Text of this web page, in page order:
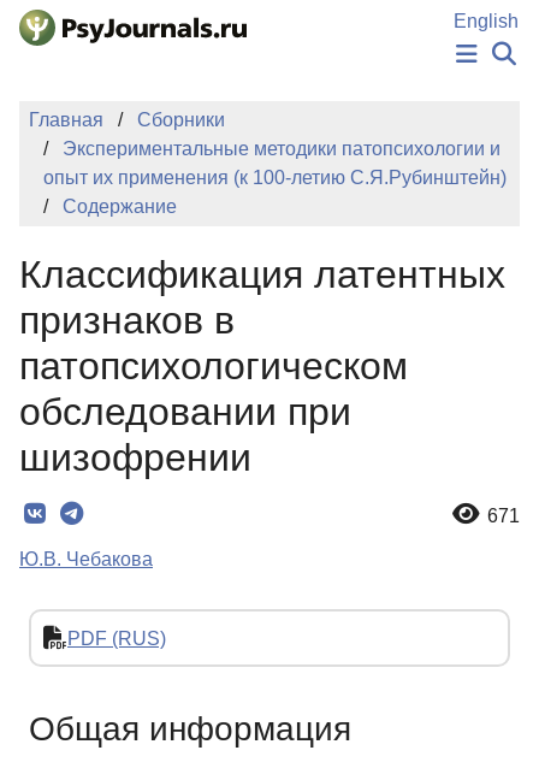
Перейти к основному содержанию
English
НОВОСТИ
АВТОРЫ
ПОДАТЬ РУКОПИСЬ
Регистрация
Вход
Главная
Сборники
Экспериментальные методики патопсихологии и
опыт их применения (к 100-летию С.Я.Рубинштейн)
Содержание
Классификация латентных
признаков в
патопсихологическом
обследовании при
шизофрении
671
Ю.В. Чебакова
PDF (RUS)
Общая информация